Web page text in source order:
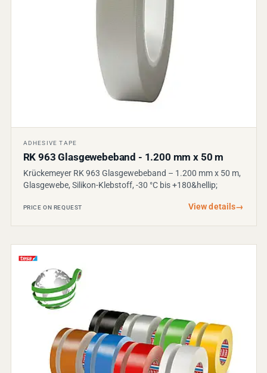
ADHESIVE TAPE
RK 963 Glasgewebeband - 1.200 mm x 50 m
Krückemeyer RK 963 Glasgewebeband – 1.200 mm x 50 m,
Glasgewebe, Silikon-Klebstoff, -30 °C bis +180&hellip;
PRICE ON REQUEST View details→